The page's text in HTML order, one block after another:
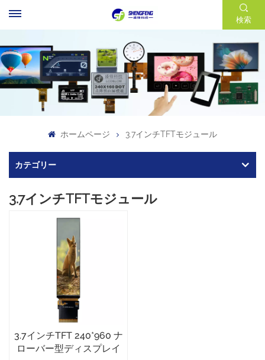
検索
ホームページ 3.7インチTFTモジュール
カテゴリー
3.7インチTFTモジュール
3.7インチTFT 240*960 ナ
ローバー型ディスプレイ